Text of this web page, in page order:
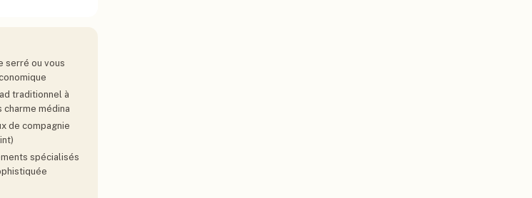
serré ou vous
traditionnel à
médina
de compagnie
spécialisés